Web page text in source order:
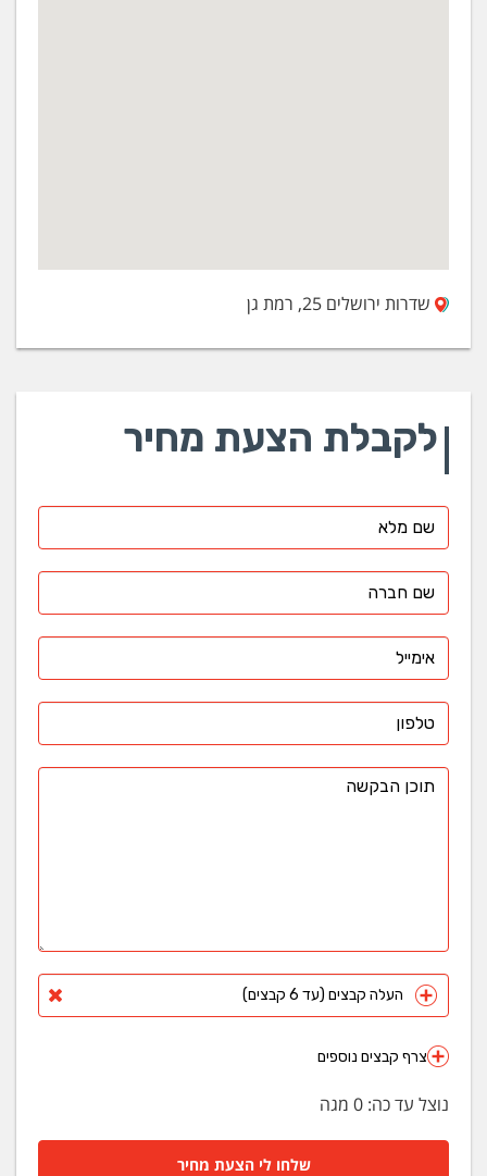
שדרות ירושלים 25, רמת גן
לקבלת הצעת מחיר
העלה קבצים (עד 6 קבצים)
צרף קבצים נוספים
נוצל עד כה: 0 מגה
שלחו לי הצעת מחיר